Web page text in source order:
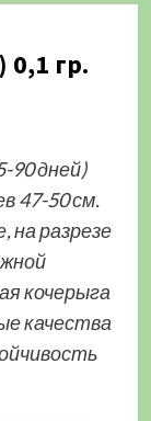
0,1 гр.
90 дней)
47-50 см.
на разрезе
кочерыга
качества